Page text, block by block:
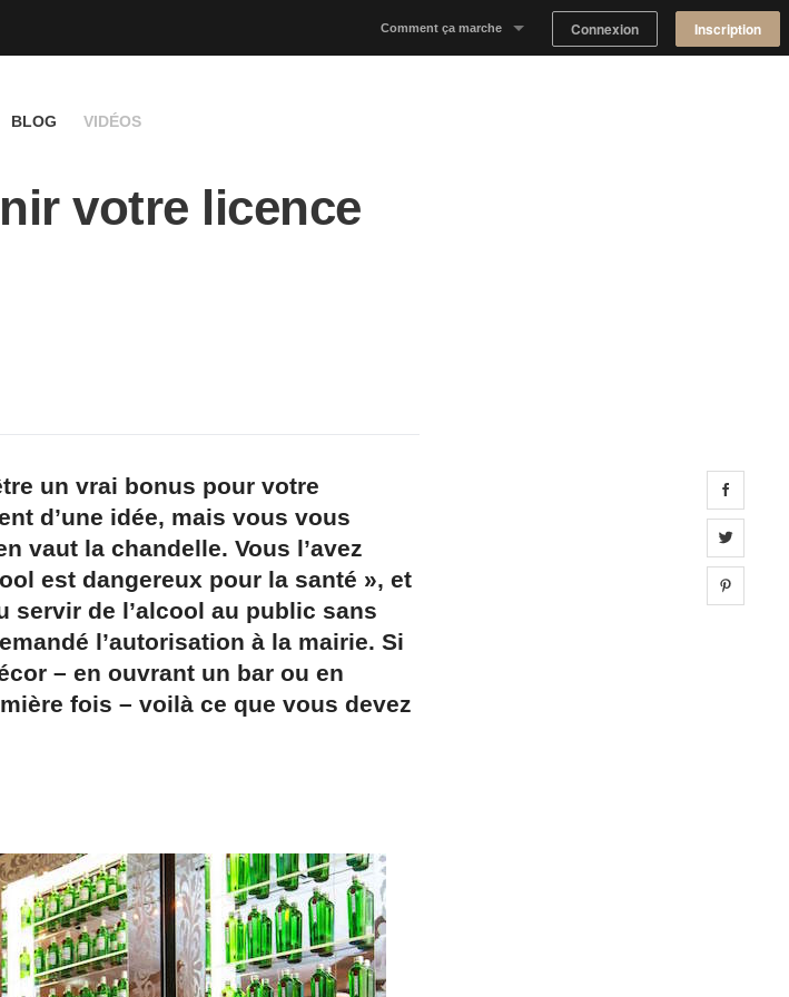
Comment ça marche Connexion Inscription
BLOG VIDÉOS
votre licence
un vrai bonus pour votre
d’une idée, mais vous vous
vaut la chandelle. Vous l’avez
est dangereux pour la santé », et
servir de l’alcool au public sans
l’autorisation à la mairie. Si
– en ouvrant un bar ou en
fois – voilà ce que vous devez